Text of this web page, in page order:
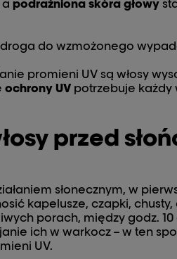
apodrażniona skóra głowy
do wzmożonego
promieni UV są włosy
ochrony UV potrzebuje każdy
przed
słonecznym, w
kapelusze, czapki,
porach, między godz. 10
ich w warkocz – w ten
UV.